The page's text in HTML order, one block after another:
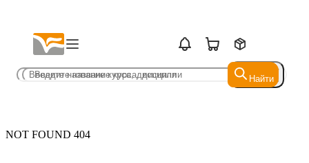
Найти
Найти
NOT FOUND 404